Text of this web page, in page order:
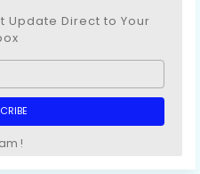
Update Direct to Your
!